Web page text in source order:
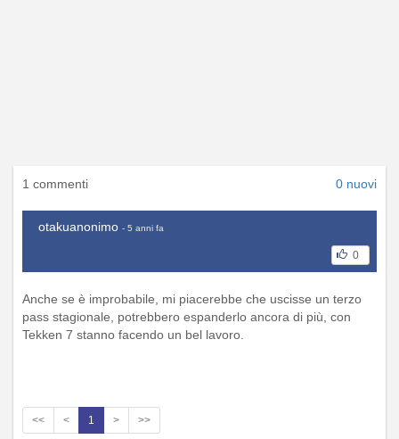
1 commenti 0 nuovi
otakuanonimo - 5 anni fa
0
Anche se è improbabile, mi piacerebbe che uscisse un terzo
pass stagionale, potrebbero espanderlo ancora di più, con
Tekken 7 stanno facendo un bel lavoro.
<< < 1 > >>